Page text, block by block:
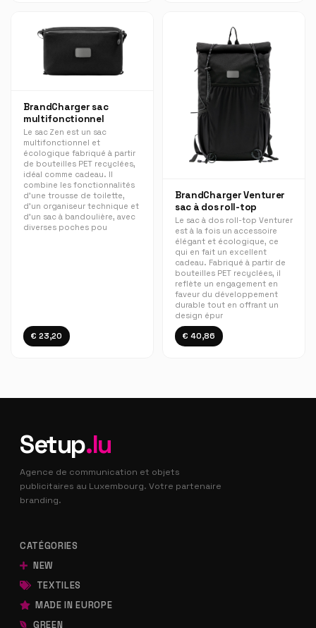
BrandCharger sac
multifonctionnel
Le sac Zen est un sac
multifonctionnel et
écologique fabriqué à partir
de bouteilles PET recyclées,
idéal comme cadeau. Il
combine les fonctionnalités
d'une trousse de toilette,
d'un organiseur technique et
d'un sac à bandoulière, avec
diverses poches pou
€ 23,20
BrandCharger Venturer
sac à dos roll-top
Le sac à dos roll-top Venturer
est à la fois un accessoire
élégant et écologique, ce
qui en fait un excellent
cadeau. Fabriqué à partir de
bouteilles PET recyclées, il
reflète un engagement en
faveur du développement
durable tout en offrant un
design épur
€ 40,86
Setup.lu
Agence de communication et objets
publicitaires au Luxembourg. Votre partenaire
branding.
CATÉGORIES
NEW
TEXTILES
MADE IN EUROPE
GREEN